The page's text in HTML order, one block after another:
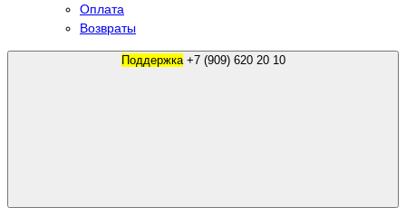
Оплата
Возвраты
Поддержка +7 (909) 620 20 10